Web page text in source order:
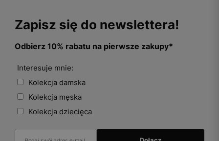
Zapisz się do newslettera!
Odbierz 10% rabatu na pierwsze zakupy*
Interesuje mnie:
Kolekcja damska
Kolekcja męska
Kolekcja dziecięca